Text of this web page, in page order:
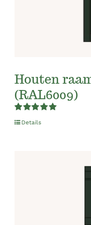
Houten
(RAL6009)
Rated 5.00
out of 5
Details